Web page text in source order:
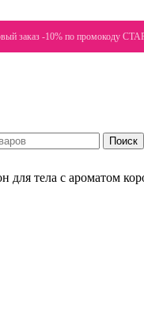
заказ -10% по промокоду
Поиск
для тела с ароматом